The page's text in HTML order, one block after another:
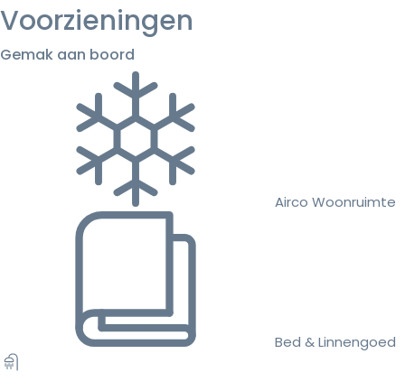
Voorzieningen
Gemak aan boord
Airco Woonruimte
Bed & Linnengoed